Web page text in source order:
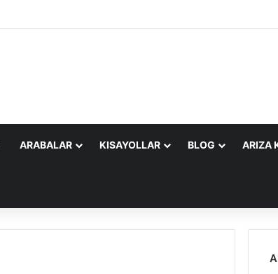
ARABALAR KISAYOLLAR BLOG ARIZA